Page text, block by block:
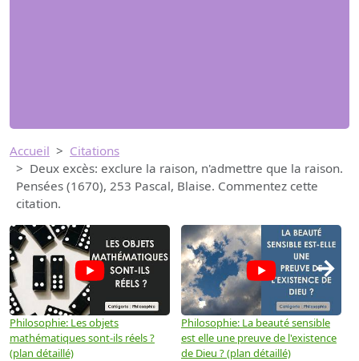
Accueil
Citations
Deux excès: exclure la raison, n'admettre que la raison.
Pensées (1670), 253 Pascal, Blaise. Commentez cette
citation.
Philosophie: Les objets
mathématiques sont-ils réels ?
(plan détaillé)
Philosophie: La beauté sensible
est elle une preuve de l'existence
de Dieu ? (plan détaillé)
→